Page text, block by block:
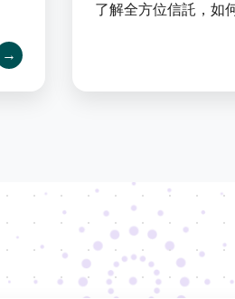
→
了解全方位信託，如